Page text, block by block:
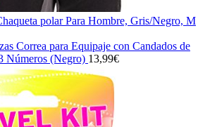
polar Para Hombre, Gris/Negro, M
Correa para Equipaje con Candados de
Números (Negro) 13,99€